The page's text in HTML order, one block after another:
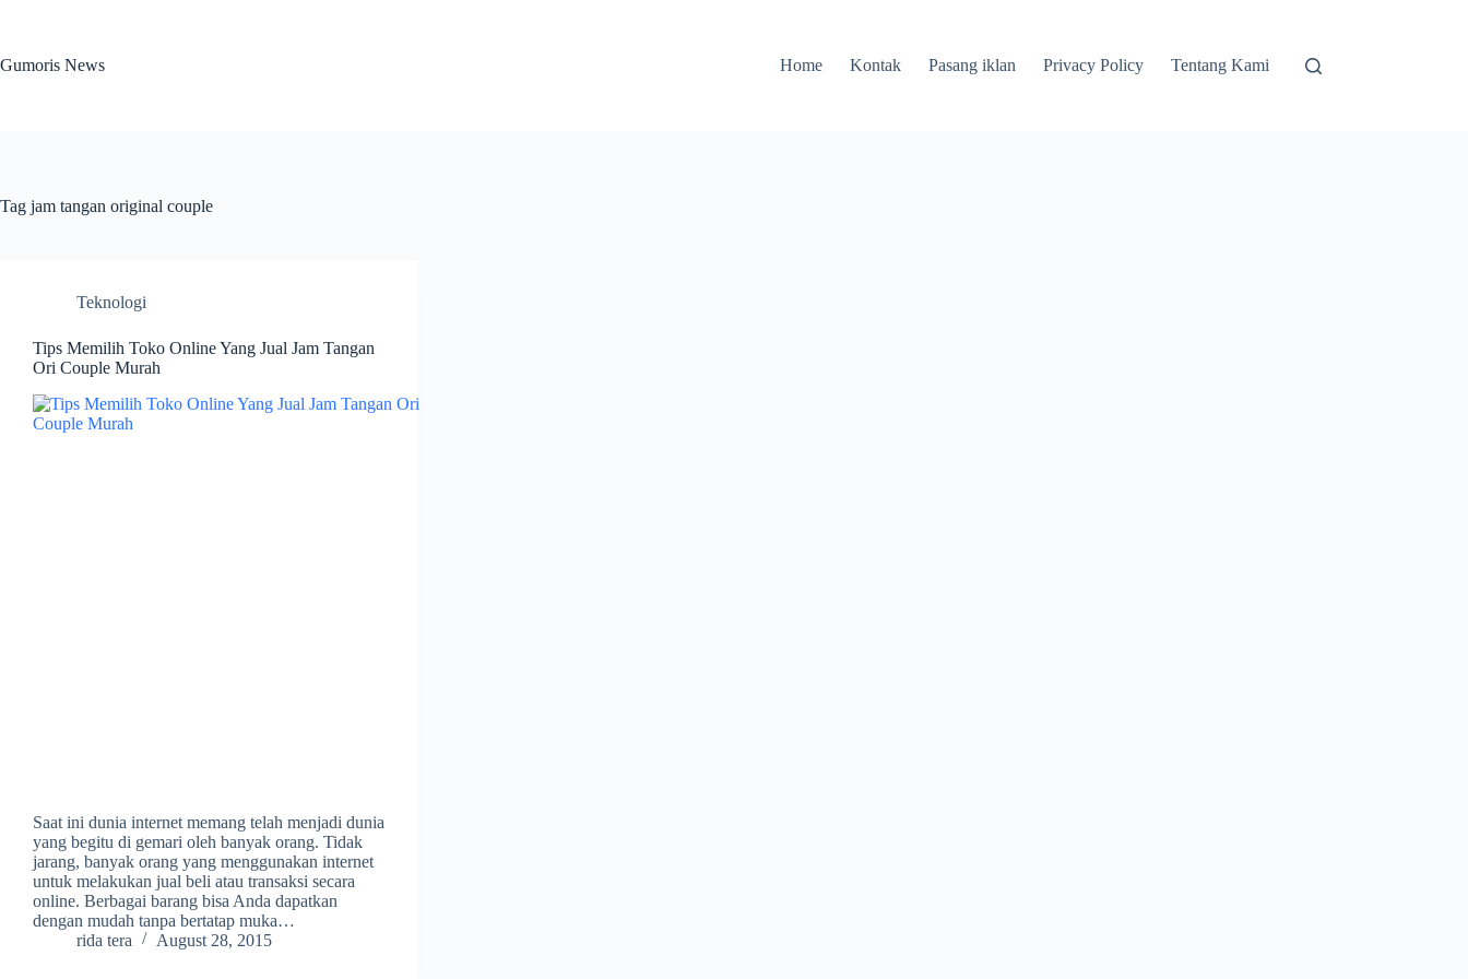
Gumoris News
Home Kontak Pasang iklan Privacy Policy Tentang Kami
Tag jam tangan original couple
Teknologi
Tips Memilih Toko Online Yang Jual Jam Tangan
Ori Couple Murah
Saat ini dunia internet memang telah menjadi dunia
yang begitu di gemari oleh banyak orang. Tidak
jarang, banyak orang yang menggunakan internet
untuk melakukan jual beli atau transaksi secara
online. Berbagai barang bisa Anda dapatkan
dengan mudah tanpa bertatap muka…
rida tera
August 28, 2015